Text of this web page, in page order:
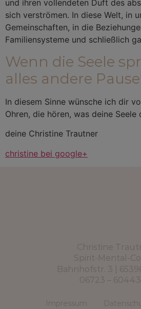
und ihren vollendeten Duft des
sich verströmen. In diese Welt, in
Gemeinschaften, in die
Familiensysteme und schließlich
Wenn die Seele
alles andere
In diesem Sinne wünsche ich dir
Ohren, die hören, was deine Seele
deine Christine Trautner
christine bei google+
Christine
Spirit-Mental-
Bahnhofstr. 3 |
06723 –
Impressum